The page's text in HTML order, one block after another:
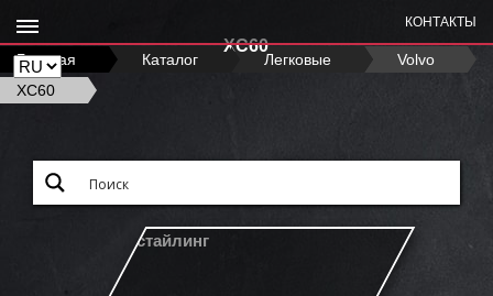
КОНТАКТЫ
XC60
Главная › Каталог Легковые › Volvo
›
XC60